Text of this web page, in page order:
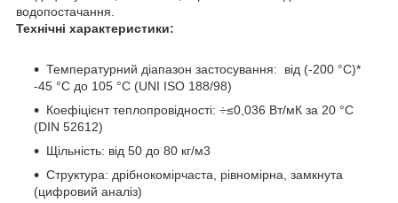
водопостачання.
Технічні характеристики:
Температурний діапазон застосування: від (-200 °C)*
-45 °C до 105 °C (UNI ISO 188/98)
Коефіцієнт теплопровідності: ÷≤0,036 Вт/мК за 20 °C
(DIN 52612)
Щільність: від 50 до 80 кг/м3
Структура: дрібнокомірчаста, рівномірна, замкнута
(цифровий аналіз)